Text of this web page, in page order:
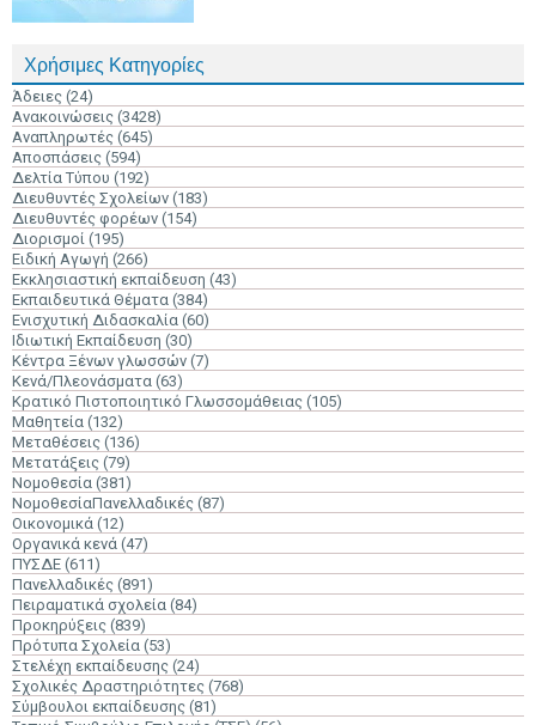
Χρήσιμες Κατηγορίες
Άδειες (24)
Ανακοινώσεις (3428)
Αναπληρωτές (645)
Αποσπάσεις (594)
Δελτία Τύπου (192)
Διευθυντές Σχολείων (183)
Διευθυντές φορέων (154)
Διορισμοί (195)
Ειδική Αγωγή (266)
Εκκλησιαστική εκπαίδευση (43)
Εκπαιδευτικά Θέματα (384)
Ενισχυτική Διδασκαλία (60)
Ιδιωτική Εκπαίδευση (30)
Κέντρα Ξένων γλωσσών (7)
Κενά/Πλεονάσματα (63)
Κρατικό Πιστοποιητικό Γλωσσομάθειας (105)
Μαθητεία (132)
Μεταθέσεις (136)
Μετατάξεις (79)
Νομοθεσία (381)
ΝομοθεσίαΠανελλαδικές (87)
Οικονομικά (12)
Οργανικά κενά (47)
ΠΥΣΔΕ (611)
Πανελλαδικές (891)
Πειραματικά σχολεία (84)
Προκηρύξεις (839)
Πρότυπα Σχολεία (53)
Στελέχη εκπαίδευσης (24)
Σχολικές Δραστηριότητες (768)
Σύμβουλοι εκπαίδευσης (81)